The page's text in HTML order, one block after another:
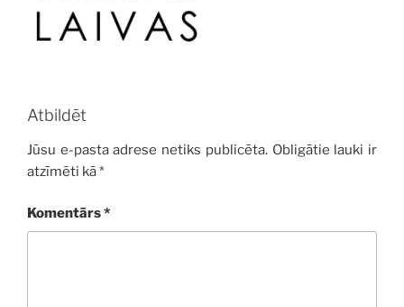
Atbildēt
Jūsu e-pasta adrese netiks publicēta. Obligātie lauki ir
atzīmēti kā*
Komentārs*